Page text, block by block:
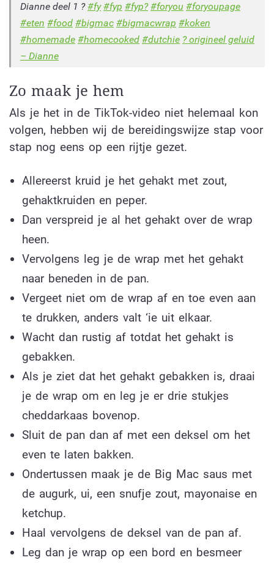
Dianne deel 1 ?#fy #fyp #fyp? #foryou #foryoupage
#eten #food #bigmac #bigmacwrap #koken
#homemade #homecooked #dutchie ? origineel geluid
– Dianne
Zo maak je hem
Als je het in de TikTok-video niet helemaal kon
volgen, hebben wij de bereidingswijze stap voor
stap nog eens op een rijtje gezet.
Allereerst kruid je het gehakt met zout,
gehaktkruiden en peper.
Dan verspreid je al het gehakt over de wrap
heen.
Vervolgens leg je de wrap met het gehakt
naar beneden in de pan.
Vergeet niet om de wrap af en toe even aan
te drukken, anders valt ‘ie uit elkaar.
Wacht dan rustig af totdat het gehakt is
gebakken.
Als je ziet dat het gehakt gebakken is, draai
je de wrap om en leg je er drie stukjes
cheddarkaas bovenop.
Sluit de pan dan af met een deksel om het
even te laten bakken.
Ondertussen maak je de Big Mac saus met
de augurk, ui, een snufje zout, mayonaise en
ketchup.
Haal vervolgens de deksel van de pan af.
Leg dan je wrap op een bord en besmeer